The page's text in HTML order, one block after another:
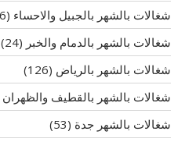
شغالات بالشهر بالجبيل والاحساء (16)
شغالات بالشهر بالدمام والخبر (24)
شغالات بالشهر بالرياض (126)
شغالات بالشهر بالقطيف والظهران
شغالات بالشهر جدة (53)